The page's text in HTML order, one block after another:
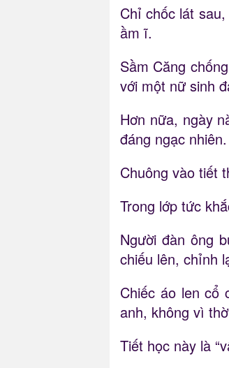
Chỉ chốc lát
ầm ĩ.
Sầm Căng
với một nữ sinh
Hơn nữa, ngày
đáng ngạc nhiên.
Chuông vào tiết
Trong lớp tức
Người đàn ông
chiếu lên, chỉnh
Chiếc áo len cổ
anh, không vì
Tiết học này là